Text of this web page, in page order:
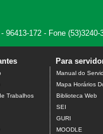
172 - Fone (53)3240-
Trabalhos
Para
Manual do
Mapa Horários
Biblioteca Web
SEI
GURI
MOODLE